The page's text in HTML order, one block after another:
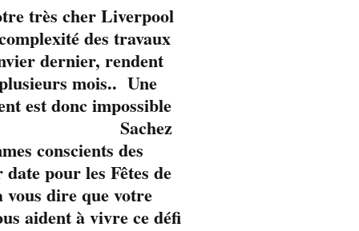
très cher Liverpool
des travaux
dernier, rendent
mois.. Une
est donc impossible
conscients des
pour les Fêtes de
vous dire que votre
aident à vivre ce défi